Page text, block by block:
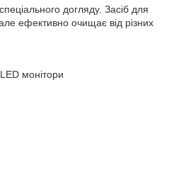
догляду. Засіб для
ефективно очищає від різних
монітори